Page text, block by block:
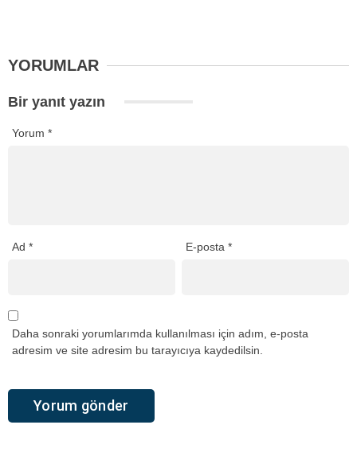
YORUMLAR
Bir yanıt yazın
Yorum *
Ad * E-posta*
Daha sonraki yorumlarımda kullanılması için adım, e-posta
adresim ve site adresim bu tarayıcıya kaydedilsin.